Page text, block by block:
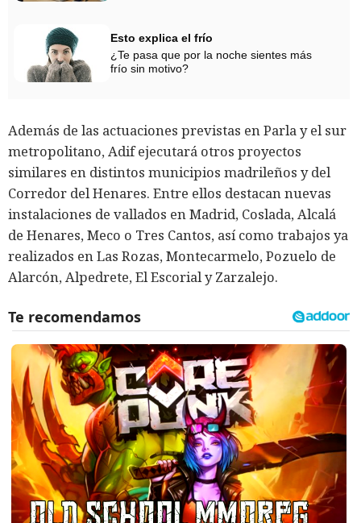
Esto explica el frío
¿Te pasa que por la noche sientes más
frío sin motivo?
Además de las actuaciones previstas en Parla y el sur
metropolitano, Adif ejecutará otros proyectos
similares en distintos municipios madrileños y del
Corredor del Henares. Entre ellos destacan nuevas
instalaciones de vallados en Madrid, Coslada, Alcalá
de Henares, Meco o Tres Cantos, así como trabajos ya
realizados en Las Rozas, Montecarmelo, Pozuelo de
Alarcón, Alpedrete, El Escorial y Zarzalejo.